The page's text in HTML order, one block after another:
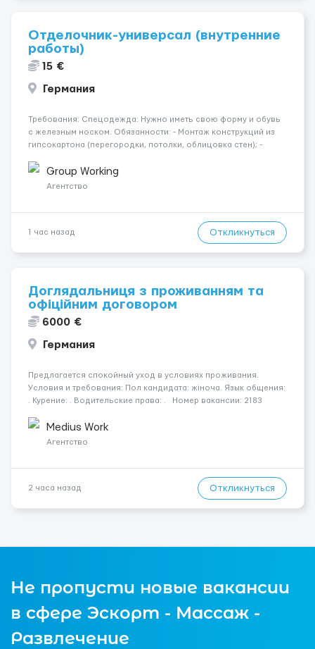
Отделочник-универсал (внутренние
работы)
15 €
Германия
Требования: Спецодежда: Нужно иметь свою форму и обувь
с железным носком. Обязанности: - Монтаж конструкций из
гипсокартона (перегородки, потолки, облицовка стен); -
малярных работ (шпатлевка, грунтовка, покраска); -
Штукатурные работы ...
Group Working
Агентство
1 час назад Откликнуться
Доглядальниця з проживанням та
офіційним договором
6000 €
Германия
Предлагается спокойный уход в условиях проживания.
Условия и требования: Пол кандидата: жіноча. Язык общения:
. Курение: . Водительские права: . Номер вакансии: 2183
Укр...Medius Work
Агентство
2 часа назад Откликнуться
Не пропусти новые вакансии
в сфере Эскорт - Массаж -
Развлечение